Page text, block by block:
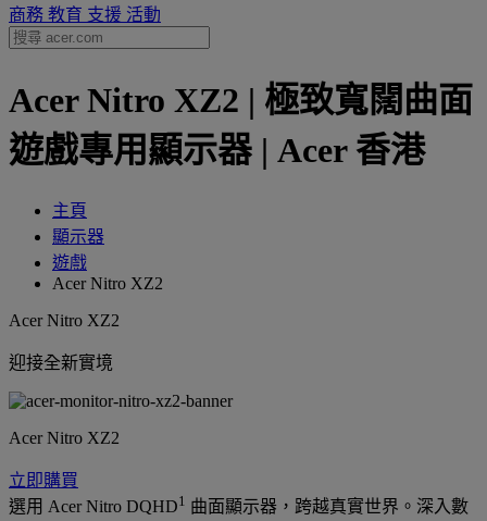
商務 教育 支援 活動
Acer Nitro XZ2 | 極致寬闊曲面
遊戲專用顯示器 | Acer 香港
主頁
顯示器
遊戲
Acer Nitro XZ2
Acer Nitro XZ2
迎接全新實境
Acer Nitro XZ2
立即購買
選用 Acer Nitro DQHD1 曲面顯示器，跨越真實世界。深入數